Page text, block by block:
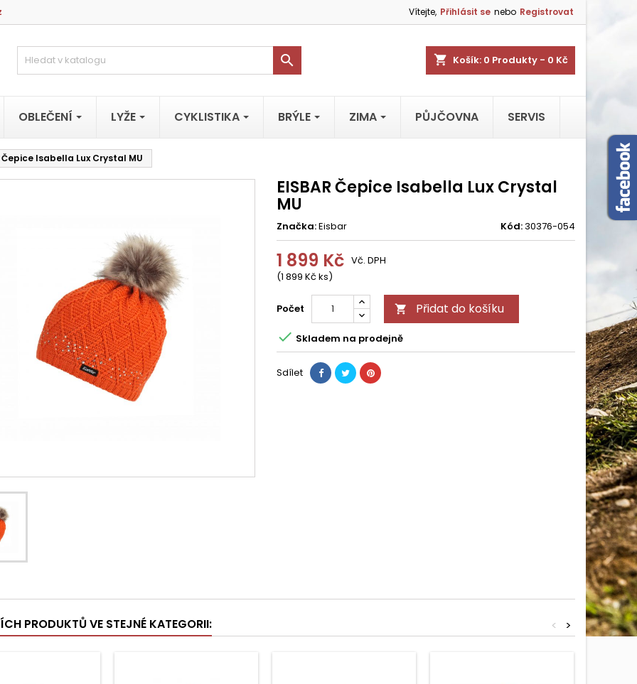
Vítejte, Přihlásit se nebo Registrovat
shopping_cart Košík: 0 Produkty - 0 Kč

OBLEČENÍ LYŽE CYKLISTIKA BRÝLE ZIMA PŮJČOVNA SERVIS
Čepice Isabella Lux Crystal MU
EISBAR Čepice Isabella Lux Crystal
MU
Značka:Eisbar Kód:30376-054
1 899 Kč
(1 899 Kč ks)
Vč. DPH
Počet  Přidat do košíku
 Skladem na prodejně
Sdílet
PRODUKTŮ VE STEJNÉ KATEGORII: >
<